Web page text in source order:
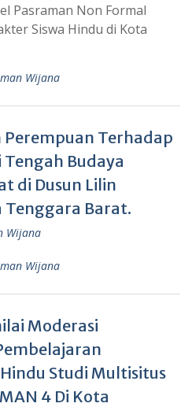
Pasraman Non Formal
Siswa Hindu di Kota
Wijana
Terhadap
Budaya
di Dusun Lilin
Tenggara Barat.
Wijana
Wijana
Moderasi
Studi Multisitus
4 Di Kota